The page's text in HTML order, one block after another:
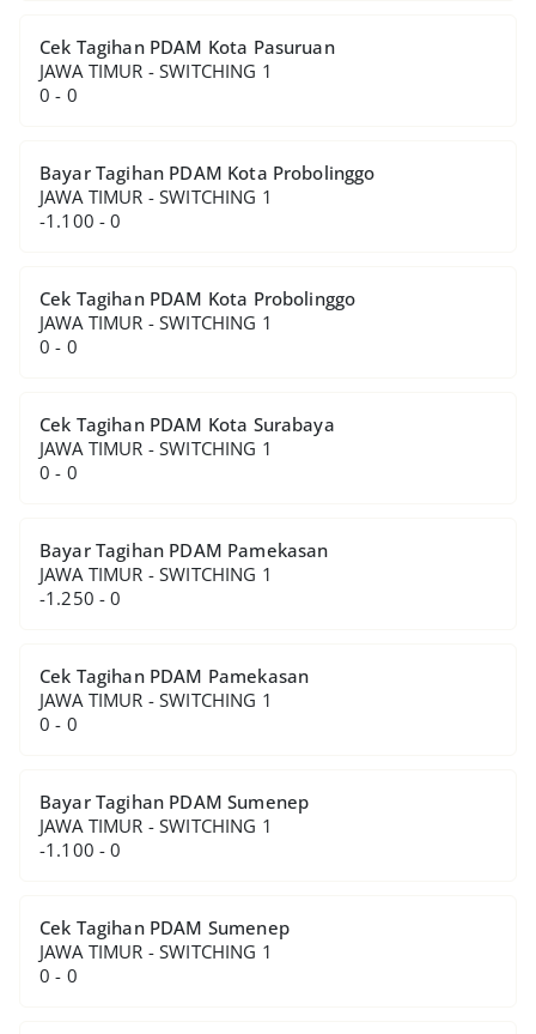
Cek Tagihan PDAM Kota Pasuruan
JAWA TIMUR - SWITCHING 1
0 - 0
Bayar Tagihan PDAM Kota Probolinggo
JAWA TIMUR - SWITCHING 1
-1.100 - 0
Cek Tagihan PDAM Kota Probolinggo
JAWA TIMUR - SWITCHING 1
0 - 0
Cek Tagihan PDAM Kota Surabaya
JAWA TIMUR - SWITCHING 1
0 - 0
Bayar Tagihan PDAM Pamekasan
JAWA TIMUR - SWITCHING 1
-1.250 - 0
Cek Tagihan PDAM Pamekasan
JAWA TIMUR - SWITCHING 1
0 - 0
Bayar Tagihan PDAM Sumenep
JAWA TIMUR - SWITCHING 1
-1.100 - 0
Cek Tagihan PDAM Sumenep
JAWA TIMUR - SWITCHING 1
0 - 0